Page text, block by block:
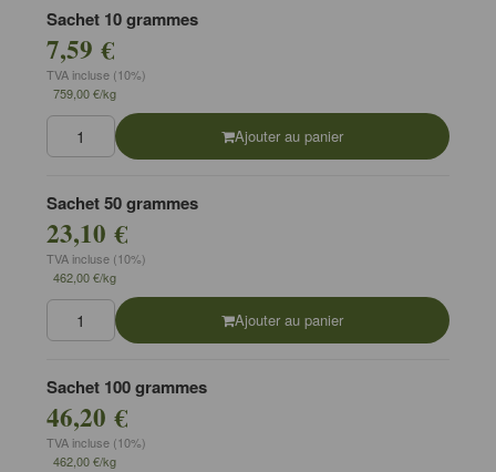
Sachet 10 grammes
7,59 €
TVA incluse (10%)
759,00 €/kg
Ajouter au panier
Sachet 50 grammes
23,10 €
TVA incluse (10%)
462,00 €/kg
Ajouter au panier
Sachet 100 grammes
46,20 €
TVA incluse (10%)
462,00 €/kg